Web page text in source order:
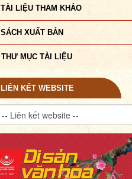
TÀI LIỆU THAM KHẢO
SÁCH XUẤT BẢN
THƯ MỤC TÀI LIỆU
LIÊN KẾT WEBSITE